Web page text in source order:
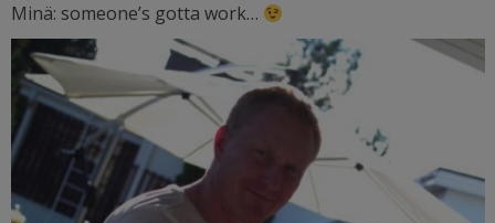
Minä: someone’s gotta work…